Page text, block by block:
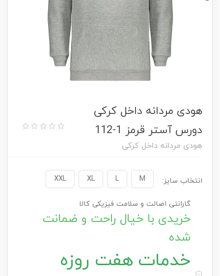
هودی مردانه داخل کرکی
دورس آستر قرمز 1-112
هودی مردانه داخل کرکی
انتخاب سایز: M
L
XL
XXL
گارانتی اصالت و سلامت فیزیکی کالا
خریدی با خیال راحت و ضمانت
شده
خدمات هفت روزه